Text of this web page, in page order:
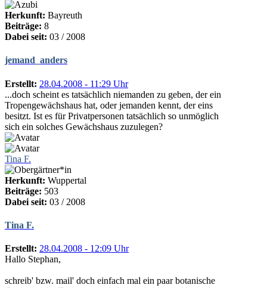
Herkunft: Bayreuth
Beiträge: 8
Dabei seit: 03 / 2008
jemand_anders
Erstellt: 28.04.2008 - 11:29 Uhr
...doch scheint es tatsächlich niemanden zu geben, der ein
Tropengewächshaus hat, oder jemanden kennt, der eins
besitzt. Ist es für Privatpersonen tatsächlich so unmöglich
sich ein solches Gewächshaus zuzulegen?
Tina F.
Herkunft: Wuppertal
Beiträge: 503
Dabei seit: 03 / 2008
Tina F.
Erstellt: 28.04.2008 - 12:09 Uhr
Hallo Stephan,
schreib' bzw. mail' doch einfach mal ein paar botanische